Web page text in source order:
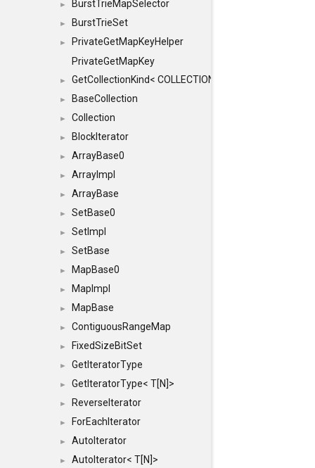
► BurstTrieMapSelector
► BurstTrieSet
►
PrivateGetMapKeyHelper
PrivateGetMapKey
► GetCollectionKind< COLLECTION, typename
► BaseCollection
► Collection
► BlockIterator
► ArrayBase0
► ArrayImpl
► ArrayBase
► SetBase0
► SetImpl
► SetBase
► MapBase0
► MapImpl
► MapBase
► ContiguousRangeMap
► FixedSizeBitSet
► GetIteratorType
► GetIteratorType< T[N]>
► ReverseIterator
► ForEachIterator
► AutoIterator
► AutoIterator< T[N]>